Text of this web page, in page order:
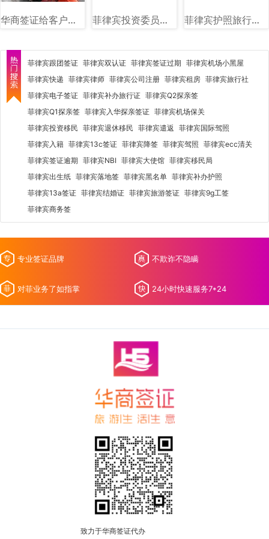
华商签证给客户送件图 菲律宾投资委员会（BOI）图文讲解 菲律宾护照旅行证盖章图片样式
菲律宾跟团签证 菲律宾双认证 菲律宾签证过期 菲律宾机场小黑屋
菲律宾快递 菲律宾律师 菲律宾公司注册 菲律宾租房 菲律宾旅行社
菲律宾电子签证 菲律宾补办旅行证 菲律宾Q2探亲签
菲律宾Q1探亲签 菲律宾入华探亲签证 菲律宾机场保关
菲律宾投资移民 菲律宾退休移民 菲律宾遣返
菲律宾国际驾照
菲律宾入籍 菲律宾13c签证 菲律宾降签 菲律宾驾照 菲律宾ecc清关
菲律宾签证逾期 菲律宾NBI 菲律宾大使馆 菲律宾移民局
菲律宾出生纸 菲律宾落地签 菲律宾黑名单 菲律宾补办护照
菲律宾13a签证 菲律宾结婚证 菲律宾旅游签证 菲律宾9g工签
菲律宾商务签
专业签证品牌 不欺诈不隐瞒
对菲业务了如指掌 24小时快速服务7*24
致力于华商签证代办